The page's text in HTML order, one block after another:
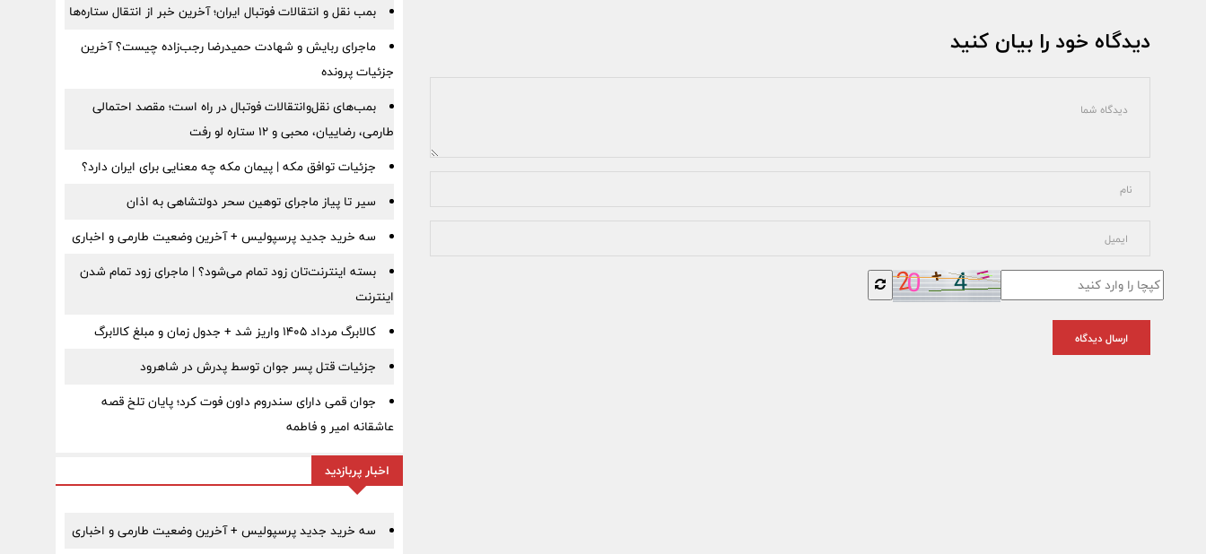
دیدگاه خود را بیان کنید
ارسال دیدگاه
بمب نقل‌ و انتقالات فوتبال ایران؛ آخرین خبر از انتقال ستاره‌ها
ماجرای ربایش و شهادت حمیدرضا رجب‌زاده چیست؟ آخرین
جزئیات پرونده
بمب‌های نقل‌وانتقالات فوتبال در راه است؛ مقصد احتمالی
طارمی، رضاییان، محبی و ۱۲ ستاره لو رفت
جزئیات توافق مکه | پیمان مکه چه معنایی برای ایران دارد؟
سیر تا پیاز ماجرای توهین سحر دولتشاهی به اذان
سه خرید جدید پرسپولیس + آخرین وضعیت طارمی و اخباری
بسته اینترنت‌تان زود تمام می‌شود؟ | ماجرای زود تمام شدن
اینترنت
کالابرگ مرداد ۱۴۰۵ واریز شد + جدول زمان و مبلغ کالابرگ
جزئیات قتل پسر جوان توسط پدرش در شاهرود
جوان قمی دارای سندروم داون فوت کرد؛ پایان تلخ قصه
عاشقانه امیر و فاطمه
اخبار پربازدید
سه خرید جدید پرسپولیس + آخرین وضعیت طارمی و اخباری